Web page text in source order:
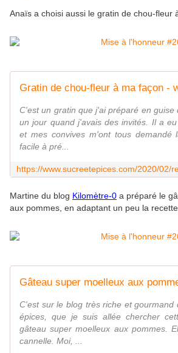
Anaïs a choisi aussi le gratin de chou-fleur
C'est un gratin que j'ai préparé en guise
un jour quand j'avais des invités. Il a
et mes convives m'ont tous demandé
facile à pré...
Martine du blog Kilomètre-0 a préparé le
aux pommes, en adaptant un peu la
Gâteau super moelleux aux
C'est sur le blog très riche et gourmand
épices, que je suis allée chercher
gâteau super moelleux aux pommes.
cannelle. Moi, ...